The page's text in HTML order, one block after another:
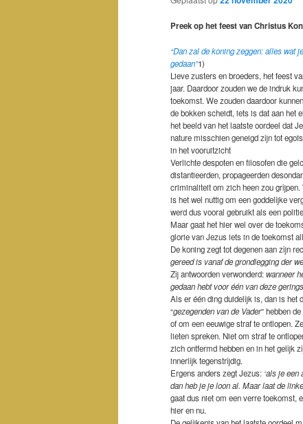
Preek op het feest van Christus
“Dan zal de koning zeggen: alles wat
gedaan”1)
Lieve zusters en broeders, het feest
jaar. Daardoor zouden we de indruk
toekomst. We zouden daardoor
de bokken scheidt, iets is dat aan het
het beeld van het laatste oordeel dat
nature misschien geneigd zijn tot
in het vooruitzicht
Verlichte despoten en filosofen die
distantieerden, propageerden
criminaliteit om zich heen zou
is het wel nuttig om een goddelijke
werd dus vooral gebruikt als een
Maar gaat het hier wel over de
glorie van Jezus iets in de toekomst
De koning zegt tot degenen aan zijn
gereed is vanaf de grondlegging der
Zij antwoorden verwonderd:wanneer
gedaan hebt voor één van deze
Als er één ding duidelijk is, dan is het
“gezegenden van de Vader” hebben
of om een eeuwige straf te ontlopen.
lieten spreken. Niet om straf te
zich ontfermd hebben en in het gelijk
innerlijk tegenstrijdig.
Ergens anders zegt Jezus: ‘als je
dan heb je je loon al. Maar laat de
gaat dus niet om een verre toekomst,
hier en nu.